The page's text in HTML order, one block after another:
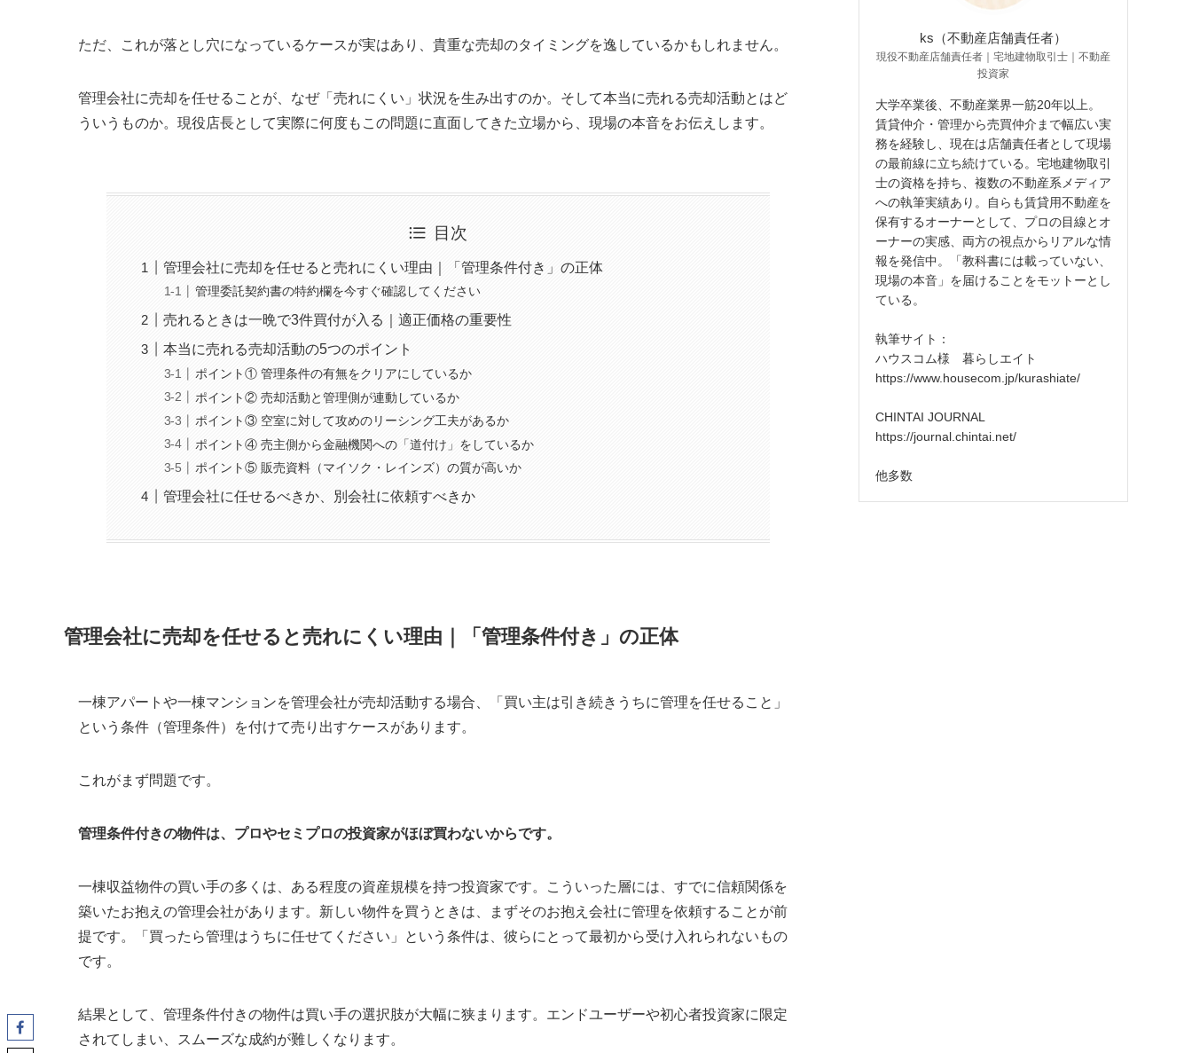
ただ、これが落とし穴になっているケースが実はあり、貴重な売却のタイミングを逸しているかもしれません。
管理会社に売却を任せることが、なぜ「売れにくい」状況を生み出すのか。そして本当に売れる売却活動とはど
ういうものか。現役店長として実際に何度もこの問題に直面してきた立場から、現場の本音をお伝えします。
目次
管理会社に売却を任せると売れにくい理由｜「管理条件付き」の正体
管理委託契約書の特約欄を今すぐ確認してください
売れるときは一晩で3件買付が入る｜適正価格の重要性
本当に売れる売却活動の5つのポイント
ポイント① 管理条件の有無をクリアにしているか
ポイント② 売却活動と管理側が連動しているか
ポイント③ 空室に対して攻めのリーシング工夫があるか
ポイント④ 売主側から金融機関への「道付け」をしているか
ポイント⑤ 販売資料（マイソク・レインズ）の質が高いか
管理会社に任せるべきか、別会社に依頼すべきか
管理会社に売却を任せると売れにくい理由｜「管理条件付き」の正体
一棟アパートや一棟マンションを管理会社が売却活動する場合、「買い主は引き続きうちに管理を任せること」
という条件（管理条件）を付けて売り出すケースがあります。
これがまず問題です。
管理条件付きの物件は、プロやセミプロの投資家がほぼ買わないからです。
一棟収益物件の買い手の多くは、ある程度の資産規模を持つ投資家です。こういった層には、すでに信頼関係を
築いたお抱えの管理会社があります。新しい物件を買うときは、まずそのお抱え会社に管理を依頼することが前
提です。「買ったら管理はうちに任せてください」という条件は、彼らにとって最初から受け入れられないもの
です。
結果として、管理条件付きの物件は買い手の選択肢が大幅に狭まります。エンドユーザーや初心者投資家に限定
されてしまい、スムーズな成約が難しくなります。
ks（不動産店舗責任者）
現役不動産店舗責任者｜宅地建物取引士｜不動産
投資家
大学卒業後、不動産業界一筋20年以上。
賃貸仲介・管理から売買仲介まで幅広い実
務を経験し、現在は店舗責任者として現場
の最前線に立ち続けている。宅地建物取引
士の資格を持ち、複数の不動産系メディア
への執筆実績あり。自らも賃貸用不動産を
保有するオーナーとして、プロの目線とオ
ーナーの実感、両方の視点からリアルな情
報を発信中。「教科書には載っていない、
現場の本音」を届けることをモットーとし
ている。
執筆サイト：
ハウスコム様 暮らしエイト
https://www.housecom.jp/kurashiate/
CHINTAI JOURNAL
https://journal.chintai.net/
他多数